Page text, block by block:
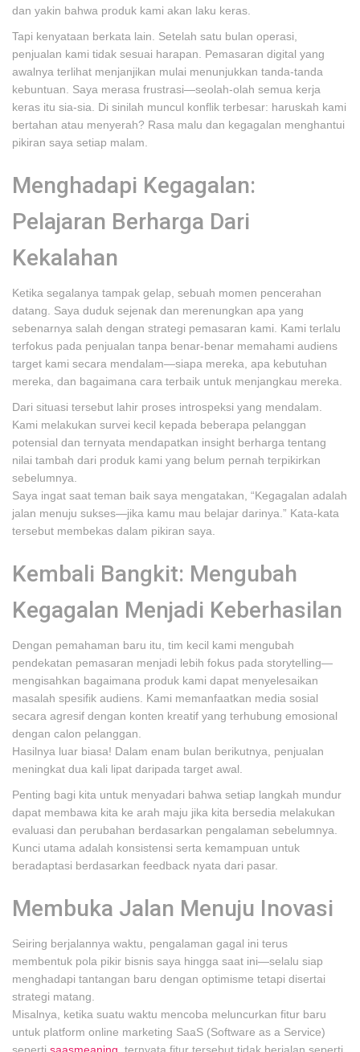
dan yakin bahwa produk kami akan laku keras.
Tapi kenyataan berkata lain. Setelah satu bulan operasi,
penjualan kami tidak sesuai harapan. Pemasaran digital yang
awalnya terlihat menjanjikan mulai menunjukkan tanda-tanda
kebuntuan. Saya merasa frustrasi—seolah-olah semua kerja
keras itu sia-sia. Di sinilah muncul konflik terbesar: haruskah kami
bertahan atau menyerah? Rasa malu dan kegagalan menghantui
pikiran saya setiap malam.
Menghadapi Kegagalan:
Pelajaran Berharga Dari
Kekalahan
Ketika segalanya tampak gelap, sebuah momen pencerahan
datang. Saya duduk sejenak dan merenungkan apa yang
sebenarnya salah dengan strategi pemasaran kami. Kami terlalu
terfokus pada penjualan tanpa benar-benar memahami audiens
target kami secara mendalam—siapa mereka, apa kebutuhan
mereka, dan bagaimana cara terbaik untuk menjangkau mereka.
Dari situasi tersebut lahir proses introspeksi yang mendalam.
Kami melakukan survei kecil kepada beberapa pelanggan
potensial dan ternyata mendapatkan insight berharga tentang
nilai tambah dari produk kami yang belum pernah terpikirkan
sebelumnya.
Saya ingat saat teman baik saya mengatakan, “Kegagalan adalah
jalan menuju sukses—jika kamu mau belajar darinya.” Kata-kata
tersebut membekas dalam pikiran saya.
Kembali Bangkit: Mengubah
Kegagalan Menjadi Keberhasilan
Dengan pemahaman baru itu, tim kecil kami mengubah
pendekatan pemasaran menjadi lebih fokus pada storytelling—
mengisahkan bagaimana produk kami dapat menyelesaikan
masalah spesifik audiens. Kami memanfaatkan media sosial
secara agresif dengan konten kreatif yang terhubung emosional
dengan calon pelanggan.
Hasilnya luar biasa! Dalam enam bulan berikutnya, penjualan
meningkat dua kali lipat daripada target awal.
Penting bagi kita untuk menyadari bahwa setiap langkah mundur
dapat membawa kita ke arah maju jika kita bersedia melakukan
evaluasi dan perubahan berdasarkan pengalaman sebelumnya.
Kunci utama adalah konsistensi serta kemampuan untuk
beradaptasi berdasarkan feedback nyata dari pasar.
Membuka Jalan Menuju Inovasi
Seiring berjalannya waktu, pengalaman gagal ini terus
membentuk pola pikir bisnis saya hingga saat ini—selalu siap
menghadapi tantangan baru dengan optimisme tetapi disertai
strategi matang.
Misalnya, ketika suatu waktu mencoba meluncurkan fitur baru
untuk platform online marketing SaaS (Software as a Service)